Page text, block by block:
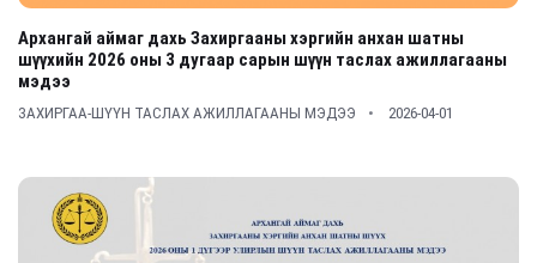
Архангай аймаг дахь Захиргааны хэргийн анхан шатны
шүүхийн 2026 оны 3 дугаар сарын шүүн таслах ажиллагааны
мэдээ
ЗАХИРГАА-ШҮҮН ТАСЛАХ АЖИЛЛАГААНЫ МЭДЭЭ 2026-04-01